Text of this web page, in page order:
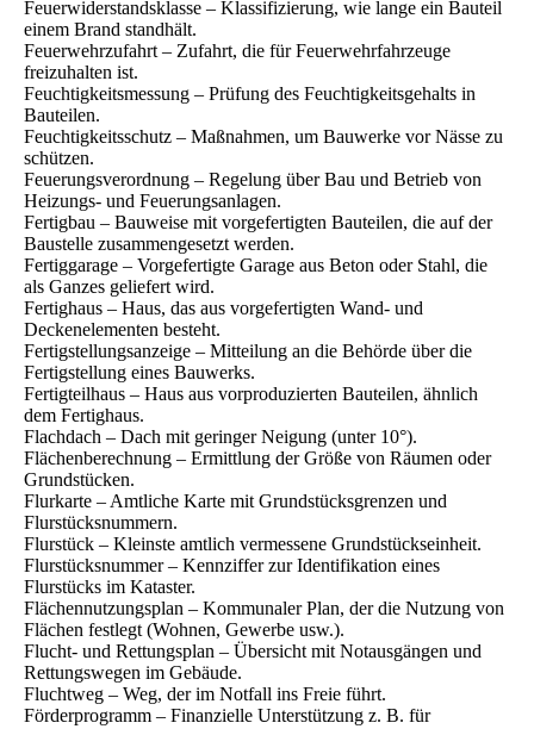
Feuerwiderstandsklasse – Klassifizierung, wie lange ein Bauteil
einem Brand standhält.
Feuerwehrzufahrt – Zufahrt, die für Feuerwehrfahrzeuge
freizuhalten ist.
Feuchtigkeitsmessung – Prüfung des Feuchtigkeitsgehalts in
Bauteilen.
Feuchtigkeitsschutz – Maßnahmen, um Bauwerke vor Nässe zu
schützen.
Feuerungsverordnung – Regelung über Bau und Betrieb von
Heizungs- und Feuerungsanlagen.
Fertigbau – Bauweise mit vorgefertigten Bauteilen, die auf der
Baustelle zusammengesetzt werden.
Fertiggarage – Vorgefertigte Garage aus Beton oder Stahl, die
als Ganzes geliefert wird.
Fertighaus – Haus, das aus vorgefertigten Wand- und
Deckenelementen besteht.
Fertigstellungsanzeige – Mitteilung an die Behörde über die
Fertigstellung eines Bauwerks.
Fertigteilhaus – Haus aus vorproduzierten Bauteilen, ähnlich
dem Fertighaus.
Flachdach – Dach mit geringer Neigung (unter 10°).
Flächenberechnung – Ermittlung der Größe von Räumen oder
Grundstücken.
Flurkarte – Amtliche Karte mit Grundstücksgrenzen und
Flurstücksnummern.
Flurstück – Kleinste amtlich vermessene Grundstückseinheit.
Flurstücksnummer – Kennziffer zur Identifikation eines
Flurstücks im Kataster.
Flächennutzungsplan – Kommunaler Plan, der die Nutzung von
Flächen festlegt (Wohnen, Gewerbe usw.).
Flucht- und Rettungsplan – Übersicht mit Notausgängen und
Rettungswegen im Gebäude.
Fluchtweg – Weg, der im Notfall ins Freie führt.
Förderprogramm – Finanzielle Unterstützung z. B. für